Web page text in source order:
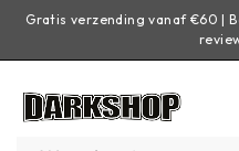
Gratis verzending vanaf €60 |